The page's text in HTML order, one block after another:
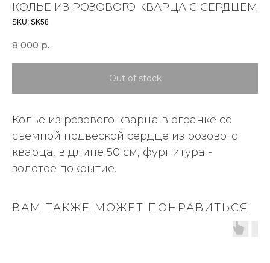
КОЛЬЕ ИЗ РОЗОВОГО КВАРЦА С СЕРДЦЕМ
SKU: SK58
8 000 р.
Out of stock
Колье из розового кварца в огранке со
съемной подвеской сердце из розового
кварца, в длине 50 см, фурнитура -
золотое покрытие.
ВАМ ТАКЖЕ МОЖЕТ ПОНРАВИТЬСЯ